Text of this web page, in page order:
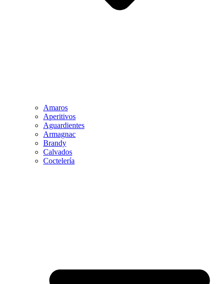
Amaros
Aperitivos
Aguardientes
Armagnac
Brandy
Calvados
Coctelería